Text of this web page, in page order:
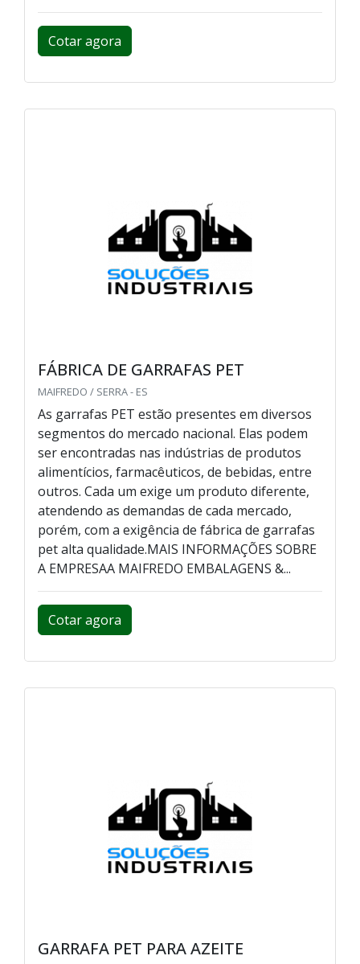
Cotar agora
FÁBRICA DE GARRAFAS PET
MAIFREDO / SERRA - ES
As garrafas PET estão presentes em diversos
segmentos do mercado nacional. Elas podem
ser encontradas nas indústrias de produtos
alimentícios, farmacêuticos, de bebidas, entre
outros. Cada um exige um produto diferente,
atendendo as demandas de cada mercado,
porém, com a exigência de fábrica de garrafas
pet alta qualidade.MAIS INFORMAÇÕES SOBRE
A EMPRESAA MAIFREDO EMBALAGENS &...
Cotar agora
GARRAFA PET PARA AZEITE